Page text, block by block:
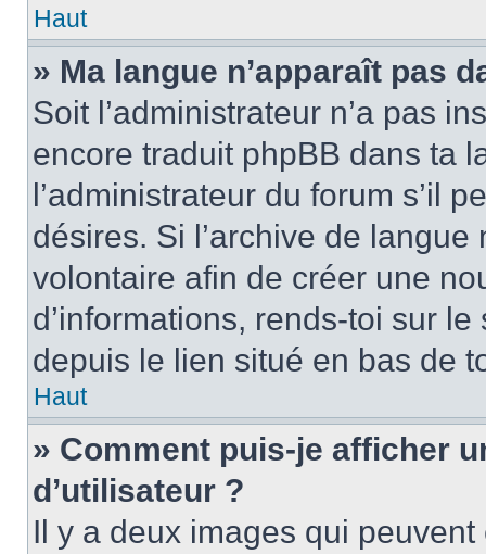
Haut
» Ma langue n’apparaît pas
Soit l’administrateur n’a pas
encore traduit phpBB dans ta
l’administrateur du forum s’il
désires. Si l’archive de
volontaire afin de créer une
d’informations, rends-toi sur
depuis le lien situé en bas de
Haut
» Comment puis-je afficher
d’utilisateur ?
Il y a deux images qui